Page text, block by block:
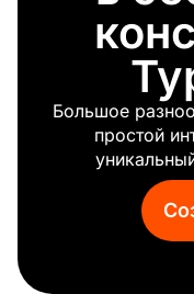
Большое
простой